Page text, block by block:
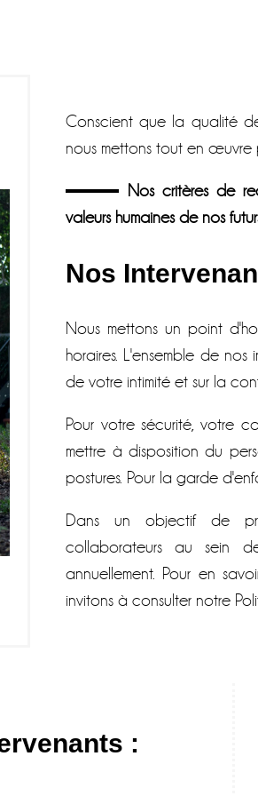
Conscient que la qualité
nous mettons tout en œuvre
Nos critères de
valeurs humaines de nos
Nos
Nous mettons un point
horaires. L'ensemble de
de votre intimité et sur la
Pour votre sécurité, votre
mettre à disposition du
postures. Pour la garde
Dans un objectif de
collaborateurs au sein
annuellement. Pour en
invitons à consulter notre
: